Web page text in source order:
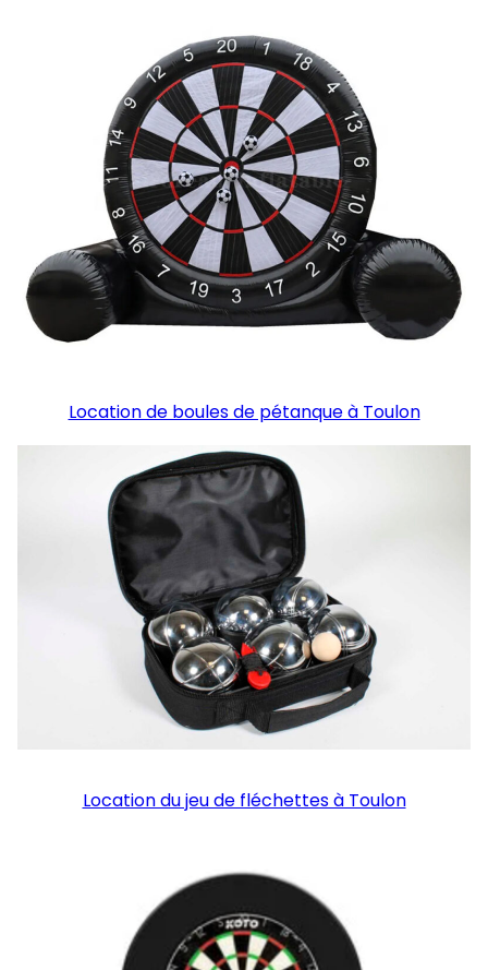
Location de boules de pétanque à Toulon
Location du jeu de fléchettes à Toulon